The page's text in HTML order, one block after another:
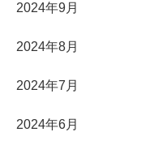
2024年9月
2024年8月
2024年7月
2024年6月